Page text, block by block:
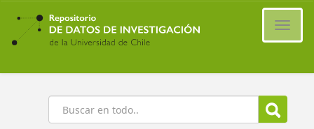
Ir
contenido
principal
Buscar